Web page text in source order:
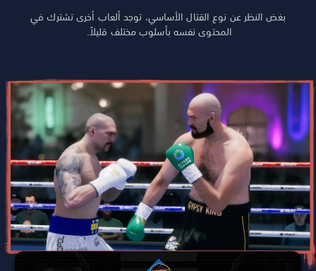
بغض النظر عن نوع القتال الأساسي، توجد ألعاب أخرى تشترك في
المحتوى نفسه بأسلوب مختلف قليلاً.